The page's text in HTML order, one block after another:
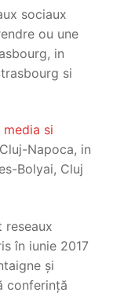
sociaux
ou une
in
si
media si
Napoca, in
Bolyai, Cluj
reseaux
în iunie 2017
și
conferință